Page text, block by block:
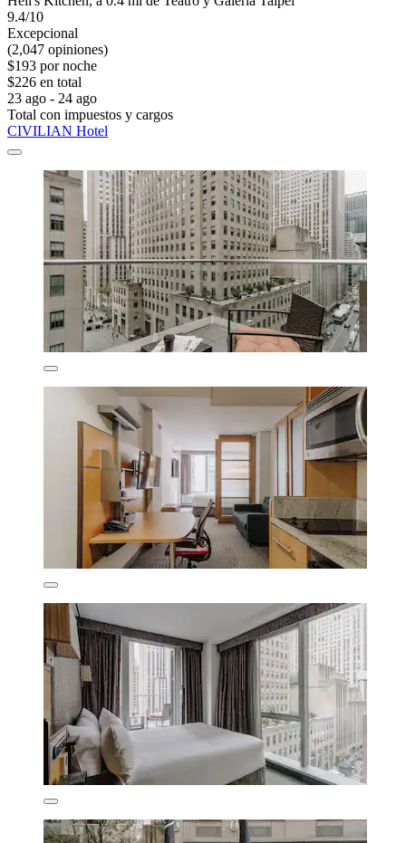
9.4/10
Excepcional
(2,047 opiniones)
$193 por noche
$226 en total
23 ago - 24 ago
Total con impuestos y cargos
CIVILIAN Hotel